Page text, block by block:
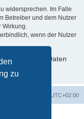
zu
widersprechen. Im Falle
Betreiber und dem Nutzer
Wirkung.
wenn der Nutzer
persönlichen Daten
UTC+02:00
Limited